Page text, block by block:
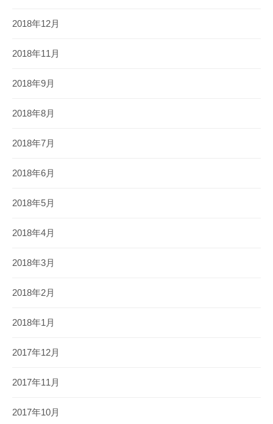
2018年12月
2018年11月
2018年9月
2018年8月
2018年7月
2018年6月
2018年5月
2018年4月
2018年3月
2018年2月
2018年1月
2017年12月
2017年11月
2017年10月